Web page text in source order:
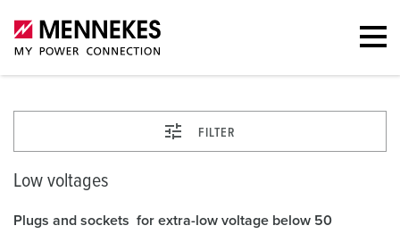
FILTER
Low voltages
Plugs and sockets for extra-low voltage below 50